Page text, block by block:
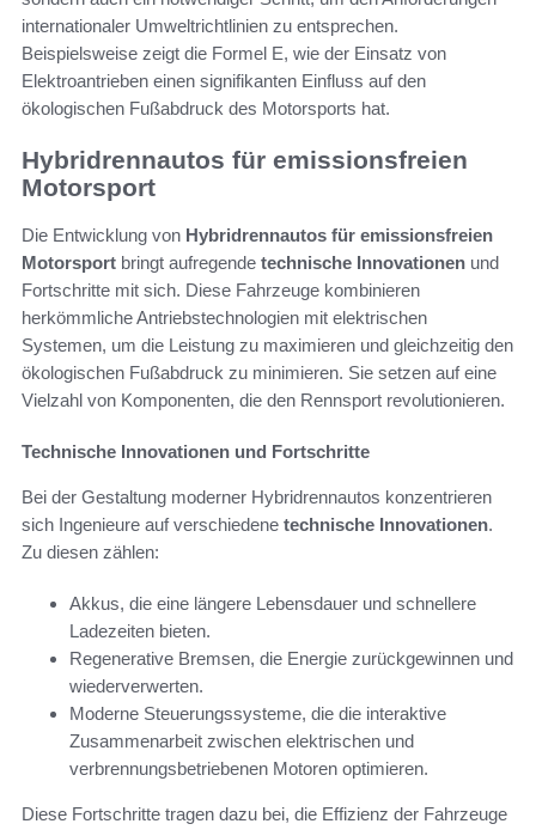
internationaler Umweltrichtlinien zu entsprechen.
Beispielsweise zeigt die Formel E, wie der Einsatz von
Elektroantrieben einen signifikanten Einfluss auf den
ökologischen Fußabdruck des Motorsports hat.
Hybridrennautos für emissionsfreien
Motorsport
Die Entwicklung von Hybridrennautos für emissionsfreien
Motorsport bringt aufregende technische Innovationen und
Fortschritte mit sich. Diese Fahrzeuge kombinieren
herkömmliche Antriebstechnologien mit elektrischen
Systemen, um die Leistung zu maximieren und gleichzeitig den
ökologischen Fußabdruck zu minimieren. Sie setzen auf eine
Vielzahl von Komponenten, die den Rennsport revolutionieren.
Technische Innovationen und Fortschritte
Bei der Gestaltung moderner Hybridrennautos konzentrieren
sich Ingenieure auf verschiedene technische Innovationen.
Zu diesen zählen:
Akkus, die eine längere Lebensdauer und schnellere
Ladezeiten bieten.
Regenerative Bremsen, die Energie zurückgewinnen und
wiederverwerten.
Moderne Steuerungssysteme, die die interaktive
Zusammenarbeit zwischen elektrischen und
verbrennungsbetriebenen Motoren optimieren.
Diese Fortschritte tragen dazu bei, die Effizienz der Fahrzeuge